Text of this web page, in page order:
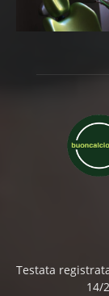
Testata
14/